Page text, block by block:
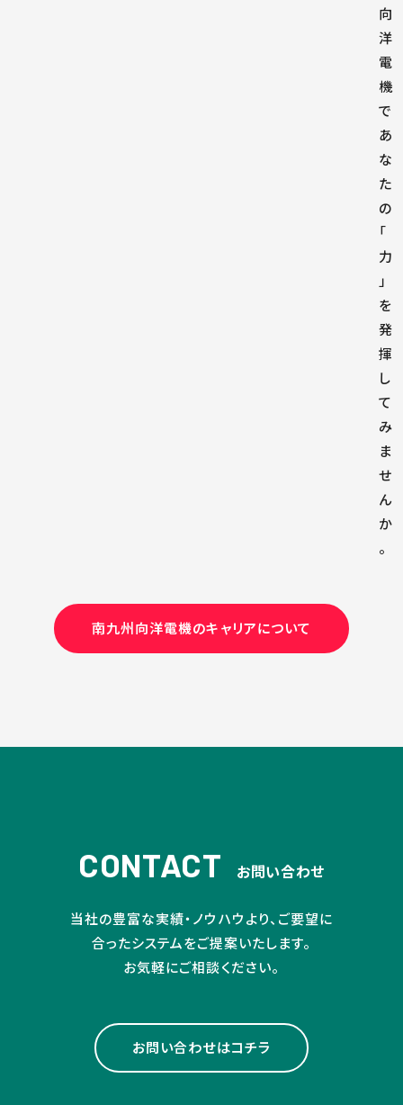
向
洋
電
機
で
あ
な
た
の
「
力
」
を
発
揮
し
て
み
ま
せ
ん
か
。
南九州向洋電機のキャリアについて
CONTACT お問い合わせ
当社の豊富な実績・ノウハウより、ご要望に
合ったシステムをご提案いたします。
お気軽にご相談ください。
お問い合わせはコチラ